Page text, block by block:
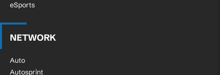
eSports
NETWORK
Auto
Autosprint